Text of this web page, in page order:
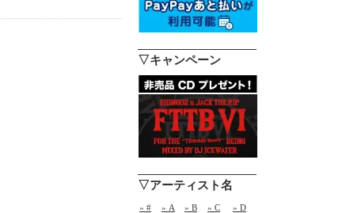
▽キャンペーン
▽アーティスト名
» # » A » B » C
» D